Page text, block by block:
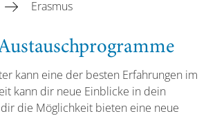
Erasmus
kann eine der besten Erfahrungen im
kann dir neue Einblicke in dein
die Möglichkeit bieten eine neue